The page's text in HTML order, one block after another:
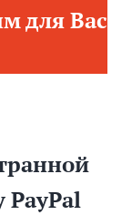
для Вас
PayPal